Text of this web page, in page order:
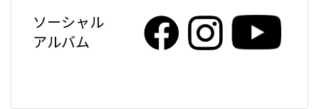
ソーシャル
アルバム